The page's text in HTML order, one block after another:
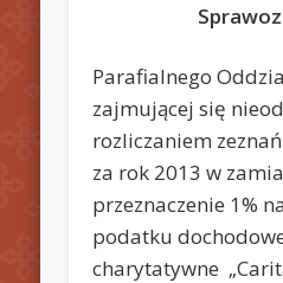
Parafialnego
zajmującej się
rozliczaniem
za rok 2013 w
przeznaczenie 1%
podatku
charytatywne